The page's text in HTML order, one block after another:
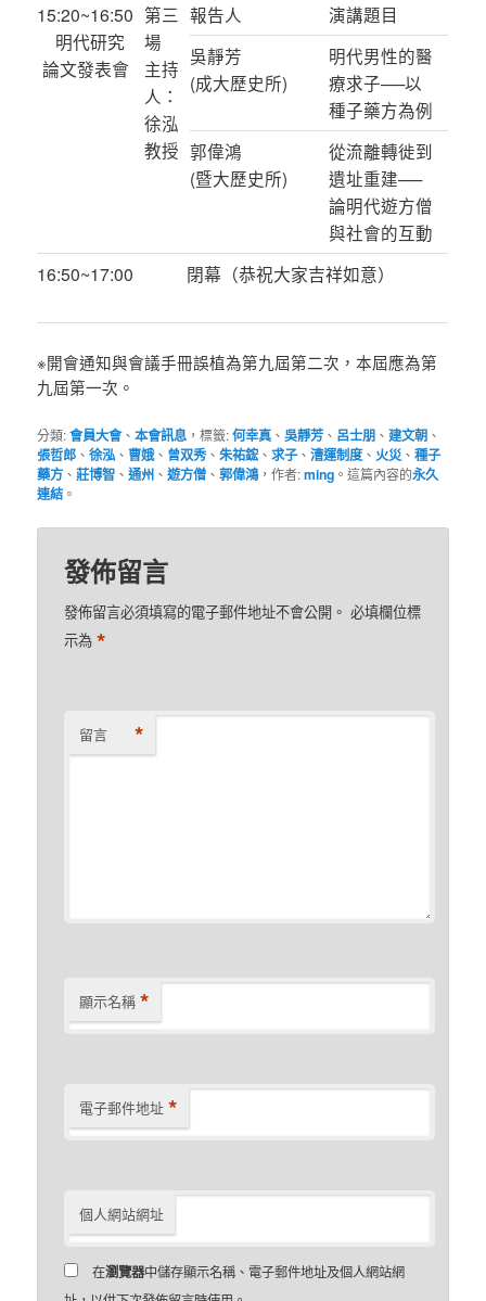
15:20~16:50
明代研究
論文發表會
第三
場
主持
人：
徐泓
教授
報告人
演講題目
吳靜芳
(成大歷史所)
明代男性的醫
療求子──以
種子藥方為例
郭偉鴻
(暨大歷史所)
從流離轉徙到
遺址重建──
論明代遊方僧
與社會的互動
16:50~17:00
閉幕（恭祝大家吉祥如意）
※開會通知與會議手冊誤植為第九屆第二次，本屆應為第
九屆第一次。
分類:會員大會、本會訊息 ，標籤:何幸真 、吳靜芳 、 呂士朋 、建文朝 、
張哲郎 、徐泓 、曹娥、 曾双秀、朱祐鋐、求子、漕運制度 、 火災 、種子
藥方 、莊博智 、通州 、遊方僧 、郭偉鴻，作者:ming 。這篇內容的永久
連結。
發佈留言
發佈留言必須填寫的電子郵件地址不會公開。 必填欄位標
示為 *
留言 *
顯示名稱 *
電子郵件地址 *
個人網站網址
在瀏覽器中儲存顯示名稱、電子郵件地址及個人網站網